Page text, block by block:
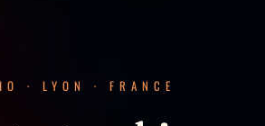
· LYON · FRANCE